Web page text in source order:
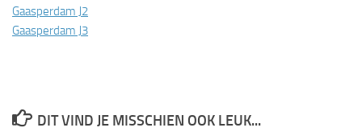
Gaasperdam J2
Gaasperdam J3
DIT VIND JE MISSCHIEN OOK LEUK...